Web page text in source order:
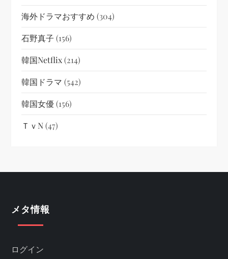
海外ドラマおすすめ (304)
石野真子 (156)
韓国netflix(214)
韓国ドラマ (542)
韓国女優(156)
ＴｖN(47)
メタ情報
ログイン